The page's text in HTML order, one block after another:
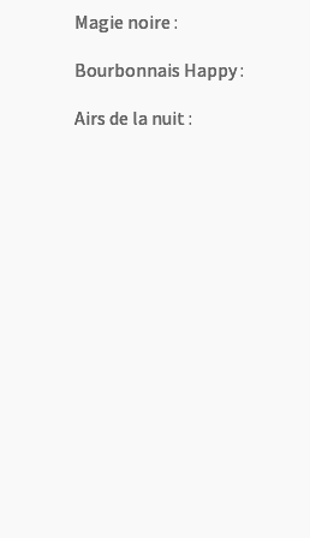
Magie noire :
Bourbonnais Happy :
Airs de la nuit :
Magie noire :
Bourbonnais Happy :
Airs de la nuit :
Magie noire :
Bourbonnais Happy :
Airs de la nuit :